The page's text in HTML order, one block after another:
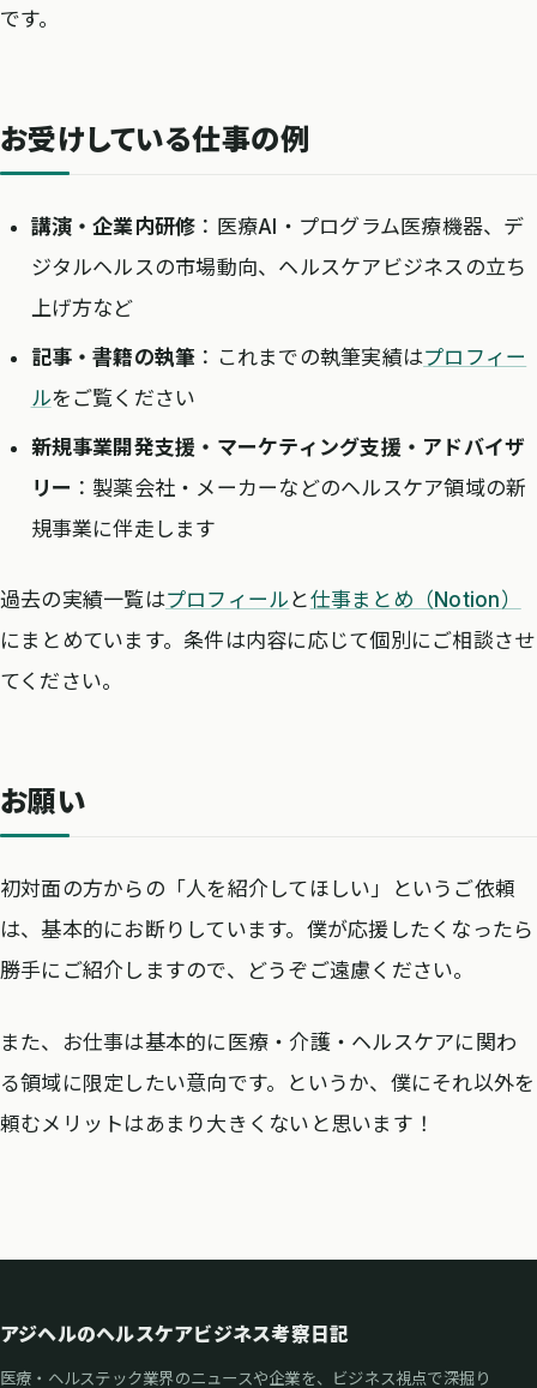
です。
お受けしている仕事の例
講演・企業内研修 ：医療AI・プログラム医療機器、デ
ジタルヘルスの市場動向、ヘルスケアビジネスの立ち
上げ方など
記事・書籍の執筆 ：これまでの執筆実績はプロフィー
ルをご覧ください
新規事業開発支援・マーケティング支援・アドバイザ
リー ：製薬会社・メーカーなどのヘルスケア領域の新
規事業に伴走します
過去の実績一覧はプロフィール と仕事まとめ（Notion）
にまとめています。条件は内容に応じて個別にご相談させ
てください。
お願い
初対面の方からの「人を紹介してほしい」というご依頼
は、基本的にお断りしています。僕が応援したくなったら
勝手にご紹介しますので、どうぞご遠慮ください。
また、お仕事は基本的に医療・介護・ヘルスケアに関わ
る領域に限定したい意向です。というか、僕にそれ以外を
頼むメリットはあまり大きくないと思います！
アジヘルのヘルスケアビジネス考察日記
医療・ヘルステック業界のニュースや企業を、ビジネス視点で深掘り